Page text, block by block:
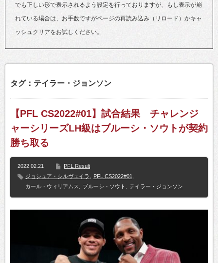
でも正しい形で表示されるよう設定を行っておりますが、もし表示が崩
れている場合は、お手数ですがページの再読み込み（リロード）かキャ
ッシュクリアをお試しください。
タグ：テイラー・ジョンソン
【PFL CS2022#01】試合結果 チャレンジ
ャーシリーズLH級はブルーシ・ソウトが契約
勝ち取る
2022.02.21
PFL Result
ジョシュア・シルヴェイラ
PFL CS2022#01
カール・ウィリアムス
ブルーシ・ソウト テイラー・ジョンソン